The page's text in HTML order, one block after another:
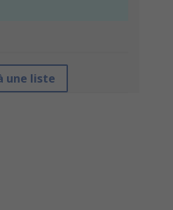
une liste